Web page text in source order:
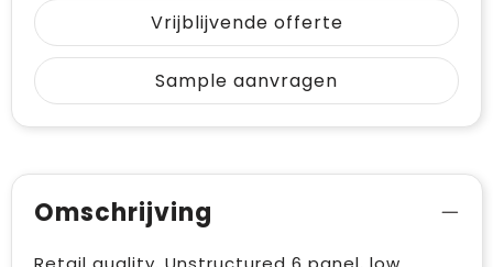
Vrijblijvende offerte
Sample aanvragen
Omschrijving